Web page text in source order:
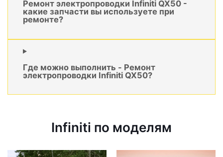
Ремонт электропроводки Infiniti QX50 -
какие запчасти вы используете при
ремонте?
Где можно выполнить - Ремонт
электропроводки Infiniti QX50?
Infiniti по моделям